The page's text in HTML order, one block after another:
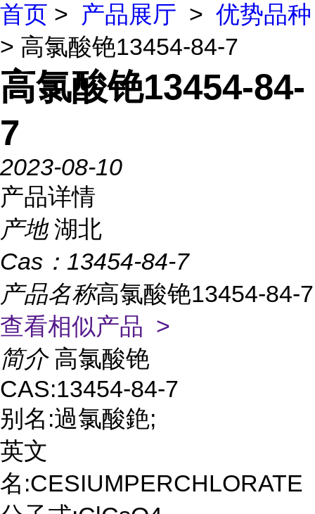
首页 > 产品展厅 > 优势品种
> 高氯酸铯13454-84-7
高氯酸铯13454-84-
7
2023-08-10
产品详情
产地 湖北
Cas： 13454-84-7
产品名称高氯酸铯13454-84-7
查看相似产品 >
简介 高氯酸铯
CAS:13454-84-7
别名:過氯酸銫;
英文
名:CESIUMPERCHLORATE